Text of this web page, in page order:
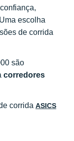
escolha
de corrida
são
corredores
corrida ASICS